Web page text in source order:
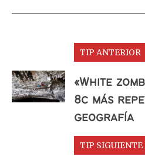
TIP ANTERIOR
«White
8c más
geografía
TIP SIGUIENTE